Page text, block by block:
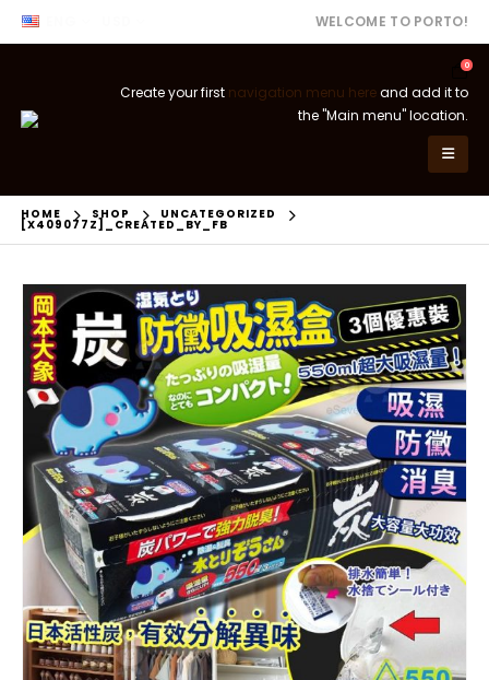
WELCOME TO PORTO!
0
Create your first navigation menu hereand add it to
the "Main menu" location.
HOME SHOP UNCATEGORIZED
[X409077Z]_CREATED_BY_FB